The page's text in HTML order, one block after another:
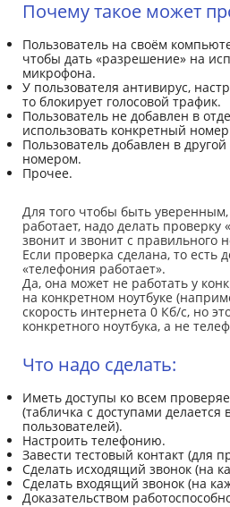
Почему такое может
Пользователь на своём
чтобы дать «разрешение» на
микрофона.
У пользователя антивирус,
то блокирует голосовой трафик.
Пользователь не добавлен в
использовать конкретный
Пользователь добавлен в
номером.
Прочее.
Для того чтобы быть уверенным,
работает, надо делать проверку
звонит и звонит с правильного
Если проверка сделана, то есть
«телефония работает».
Да, она может не работать у
на конкретном ноутбуке
скорость интернета 0 Кб/с, но
конкретного ноутбука, а не
Что надо сделать:
Иметь доступы ко всем
(табличка с доступами
пользователей).
Настроить телефонию.
Завести тестовый контакт (для
Сделать исходящий звонок (на
Сделать входящий звонок (на
Доказательством